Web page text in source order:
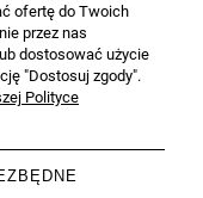
ofertę do Twoich
przez nas
dostosować użycie
"Dostosuj zgody".
Polityce